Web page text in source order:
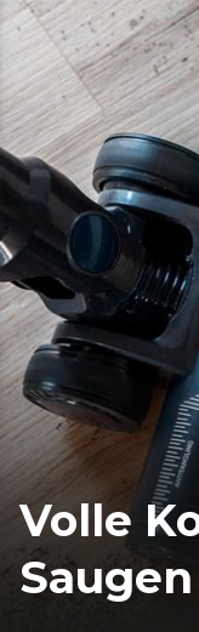
Volle
Saugen